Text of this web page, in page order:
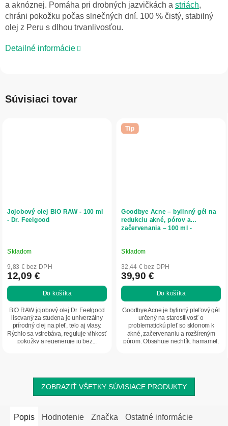
a aknóznej. Pomáha pri drobných jazvičkách a striách,
chráni pokožku počas slnečných dní. 100 % čistý, stabilný
olej z Peru s dlhou trvanlivosťou.
Detailné informácie
Súvisiaci tovar
Jojobový olej BIO RAW - 100 ml
- Dr. Feelgood
Skladom
9,83 € bez DPH
12,09 €
Do košíka
BIO RAW jojobový olej Dr. Feelgood
lisovaný za studena je univerzálny
prírodný olej na pleť, telo aj vlasy.
Rýchlo sa vstrebáva, reguluje vlhkosť
pokožky a regeneruje ju bez...
Tip
Goodbye Acne – bylinný gél na
redukciu akné, pórov a
začervenania – 100 ml -
Skladom
32,44 € bez DPH
39,90 €
Do košíka
Goodbye Acne je bylinný pleťový gél
určený na starostlivosť o
problematickú pleť so sklonom k
akné, začervenaniu a rozšíreným
pórom. Obsahuje nechtík, hamamel,
ZOBRAZIŤ VŠETKY SÚVISIACE PRODUKTY
Popis Hodnotenie Značka Ostatné informácie